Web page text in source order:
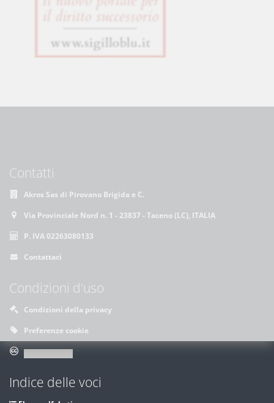
Contatti
Akros Sas di Pirovano Brigida e C.
Via Provinciale Nord n. 1 - 23837 - Taceno (LC), ITALIA
P. IVA 02263080133
Contattaci
Condizioni d'uso
Condizioni della privacy
Preferenze cookie
Indice delle voci